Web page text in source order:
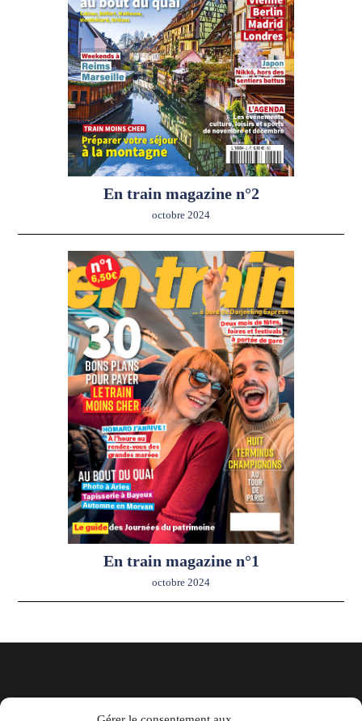
En train magazine n°2
octobre 2024
En train magazine n°1
octobre 2024